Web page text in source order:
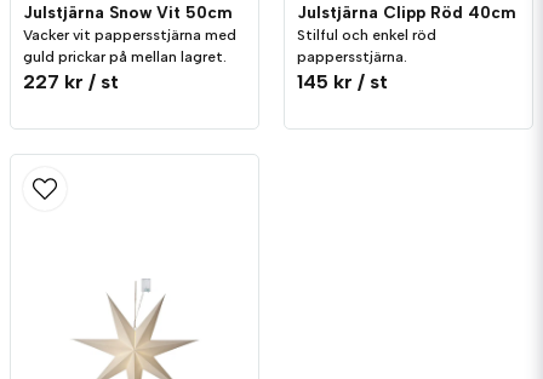
Julstjärna Snow Vit 50cm
Vacker vit pappersstjärna med
guld prickar på mellan lagret.
227 kr / st
Julstjärna Clipp Röd 40cm
Stilful och enkel röd
pappersstjärna.
145 kr / st